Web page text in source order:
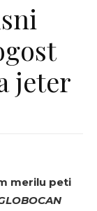
jeter
merilu peti